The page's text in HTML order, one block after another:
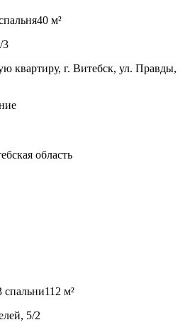
40 м²
3
квартиру, г. Витебск, ул. Правды,
область
спальни112 м²
5/2